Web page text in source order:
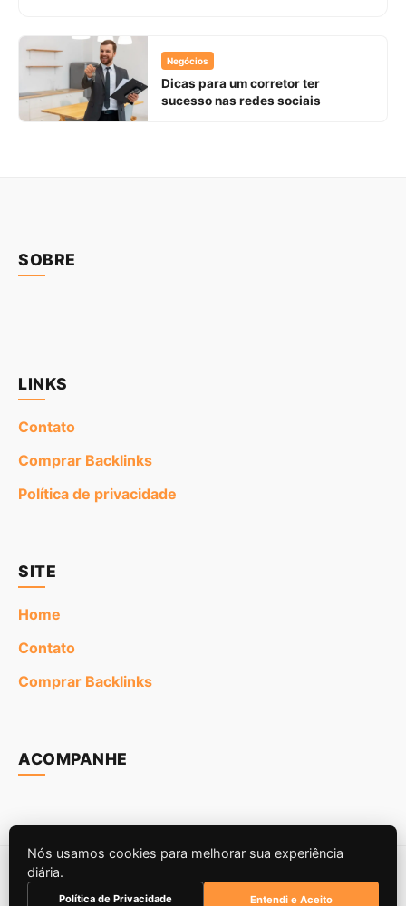
Negócios
Dicas para um corretor ter
sucesso nas redes sociais
SOBRE
LINKS
Contato
Comprar Backlinks
Política de privacidade
SITE
Home
Contato
Comprar Backlinks
ACOMPANHE
© 2026. Todos os direitos reservados.
Nós usamos cookies para melhorar sua experiência
diária.
Política de Privacidade Entendi e Aceito